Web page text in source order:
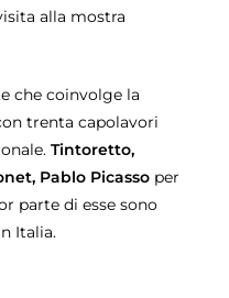
alla mostra
che coinvolge la
trenta capolavori
Tintoretto,
Pablo Picasso per
parte di esse sono
Italia.